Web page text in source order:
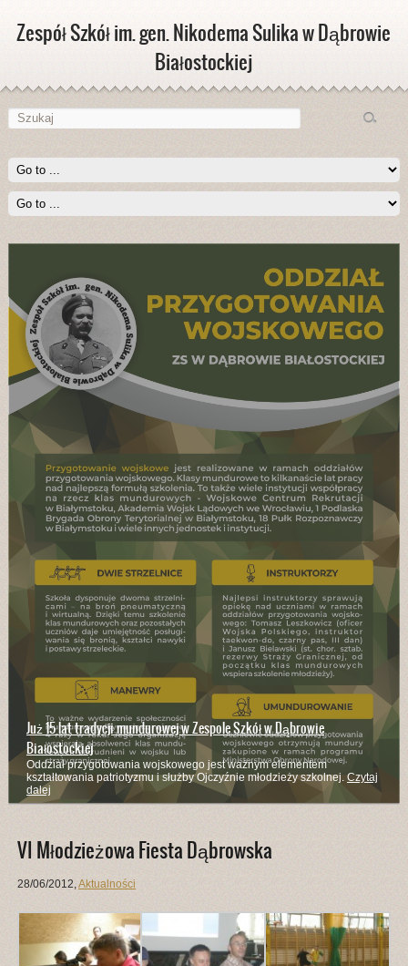
Zespół Szkół im. gen. Nikodema Sulika w Dąbrowie
Białostockiej
Już 15 lat tradycji mundurowej w Zespole Szkół w Dąbrowie
Białostockiej
Oddział przygotowania wojskowego jest ważnym elementem
kształtowania patriotyzmu i służby Ojczyźnie młodzieży szkolnej. Czytaj
dalej
VI Młodzieżowa Fiesta Dąbrowska
28/06/2012,Aktualności